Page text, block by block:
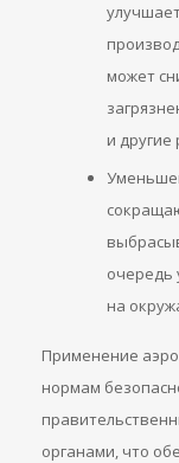
может
и
очередь
на
Применение
нормам
органами, что